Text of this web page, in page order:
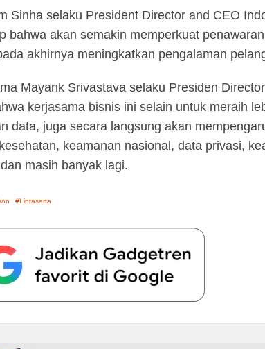
Sinha selaku President Director and CEO
bahwa akan semakin memperkuat
akhirnya meningkatkan pengalaman
Mayank Srivastava selaku Presiden
kerjasama bisnis ini selain untuk meraih
data, juga secara langsung akan
keamanan nasional, data privasi,
masih banyak lagi.
Lintasarta